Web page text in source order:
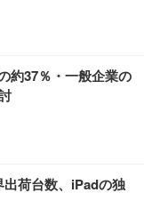
約37％・一般企業の
荷台数、iPadの独